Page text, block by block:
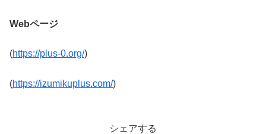
Webページ
(https://plus-0.org/)
(https://izumikuplus.com/)
シェアする